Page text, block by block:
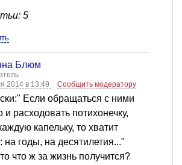
5
Блюм
2014 в 13:49
Сообщить модератору
Если обращаться с ними
и расходовать потихонечку,
капельку, то хватит
на годы, на десятилетия..."
что ж за жизнь получится?